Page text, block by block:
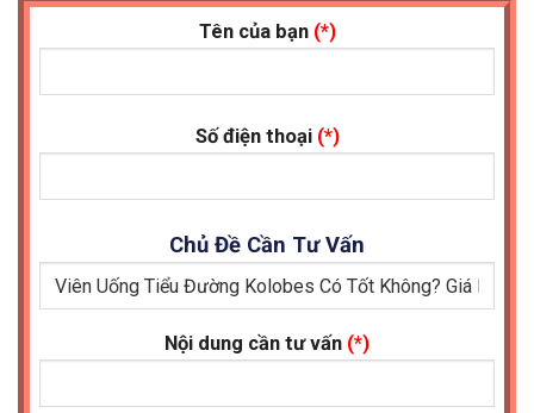
Tên của bạn (*)
Số điện thoại (*)
Chủ Đề Cần Tư Vấn
Nội dung cần tư vấn (*)